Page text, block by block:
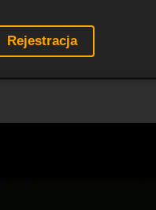
Rejestracja